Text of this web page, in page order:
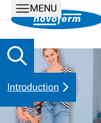
MENU
Introduction